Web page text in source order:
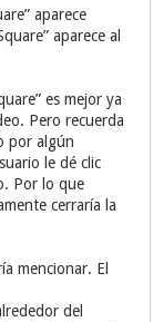
aparece
aparece al
es mejor ya
Pero recuerda
por algún
le dé clic
Por lo que
cerraría la
mencionar. El
del